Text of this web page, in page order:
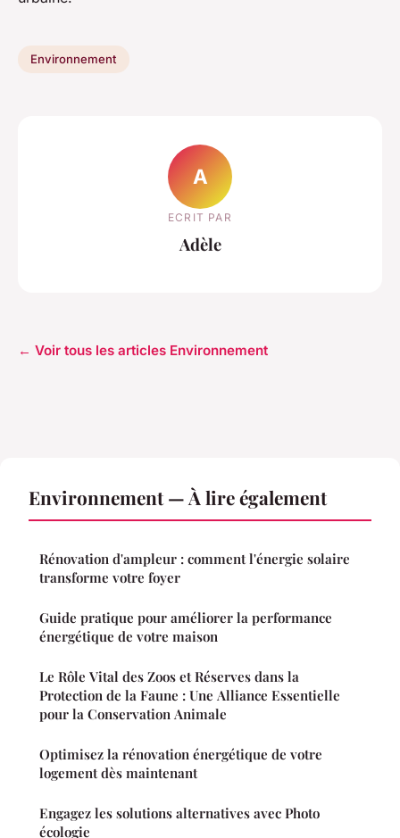
Environnement
A
ECRIT PAR
Adèle
← Voir tous les articles Environnement
Environnement — À lire également
Rénovation d'ampleur : comment l'énergie solaire
transforme votre foyer
Guide pratique pour améliorer la performance
énergétique de votre maison
Le Rôle Vital des Zoos et Réserves dans la
Protection de la Faune : Une Alliance Essentielle
pour la Conservation Animale
Optimisez la rénovation énergétique de votre
logement dès maintenant
Engagez les solutions alternatives avec Photo
écologie